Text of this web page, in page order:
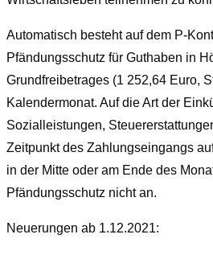
Automatisch besteht auf dem P-
Pfändungsschutz für Guthaben in
Grundfreibetrages (1 252,64 Euro,
Kalendermonat. Auf die Art der
Sozialleistungen,
Zeitpunkt des Zahlungseingangs
in der Mitte oder am Ende des
Pfändungsschutz nicht an.
Neuerungen ab 1.12.2021: